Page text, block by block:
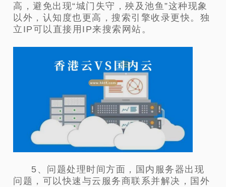
高，避免出现“城门失守，殃及池鱼”这种现象
以外，认知度也更高，搜索引擎收录更快。独
立IP可以直接用IP来搜索网站。
5、问题处理时间方面，国内服务器出现
问题，可以快速与云服务商联系并解决，国外